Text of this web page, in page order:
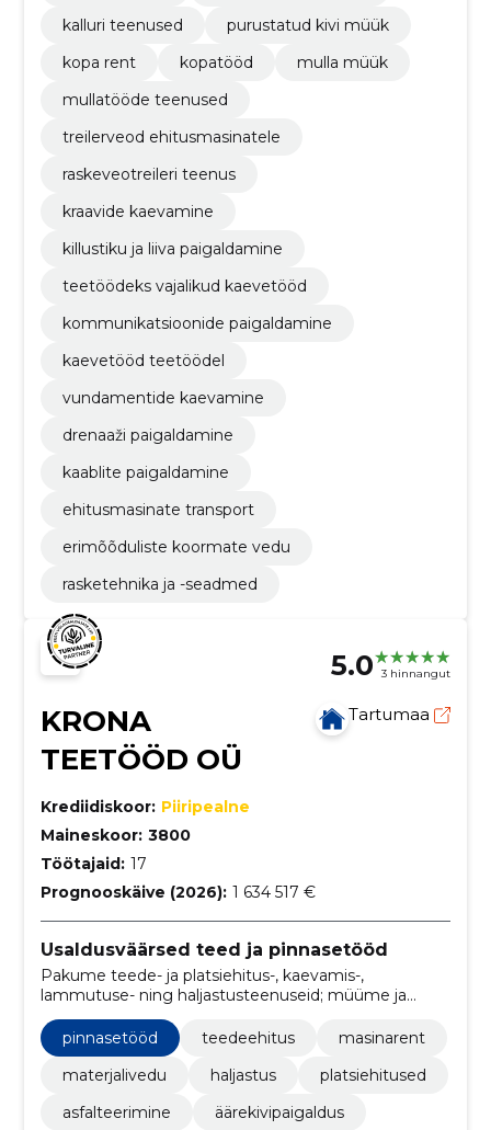
kalluri teenused
purustatud kivi müük
kopa rent
kopatööd
mulla müük
mullatööde teenused
treilerveod ehitusmasinatele
raskeveotreileri teenus
kraavide kaevamine
killustiku ja liiva paigaldamine
teetöödeks vajalikud kaevetööd
kommunikatsioonide paigaldamine
kaevetööd teetöödel
vundamentide kaevamine
drenaaži paigaldamine
kaablite paigaldamine
ehitusmasinate transport
erimõõduliste koormate vedu
rasketehnika ja -seadmed
5.0 3 hinnangut
KRONA
TEETÖÖD OÜ
Tartumaa
Krediidiskoor: Piiripealne
Maineskoor: 3800
Töötajaid: 17
Prognooskäive (2026): 1 634 517 €
Usaldusväärsed teed ja pinnasetööd
Pakume teede- ja platsiehitus-, kaevamis-,
lammutuse- ning haljastusteenuseid; müüme ja
vedame ehitusmaterjale ning rendime masinaid koos
juhiga. Tagame õigeaegsed tööd, kogenud
operaatorid ja sujuva logistika.
pinnasetööd teedeehitus
masinarent
materjalivedu
haljastus
platsiehitused
asfalteerimine
äärekivipaigaldus